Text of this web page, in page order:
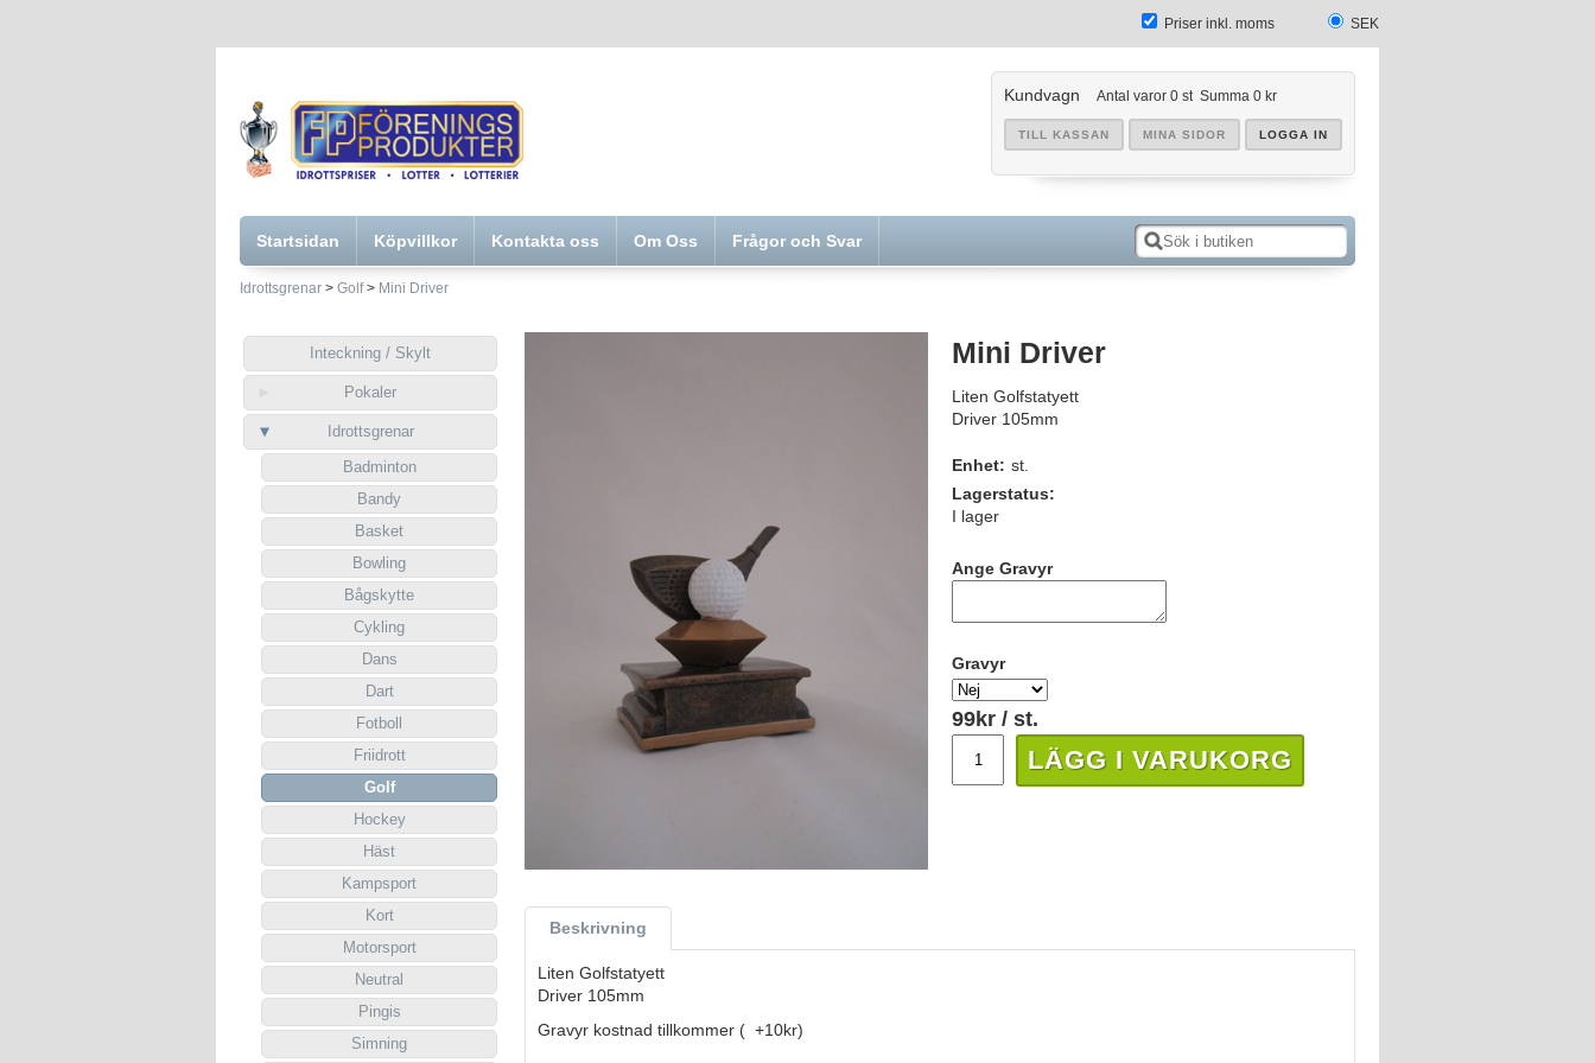
SEK
Priser inkl. moms
Kundvagn Antal varor 0 st Summa 0 kr
TILL KASSAN MINA SIDOR LOGGA IN
Startsidan Köpvillkor Kontakta oss Om Oss Frågor och Svar
Idrottsgrenar > Golf> Mini Driver
Inteckning / Skylt
Pokaler
Idrottsgrenar
Badminton
Bandy
Basket
Bowling
Bågskytte
Cykling
Dans
Dart
Fotboll
Friidrott
Golf
Hockey
Häst
Kampsport
Kort
Motorsport
Neutral
Pingis
Simning
Mini Driver
Liten Golfstatyett
Driver 105mm
Enhet: st.
Lagerstatus:
I lager
Ange Gravyr
Gravyr
99kr / st.
LÄGG I VARUKORG
Beskrivning
Liten Golfstatyett
Driver 105mm
Gravyr kostnad tillkommer ( +10kr)